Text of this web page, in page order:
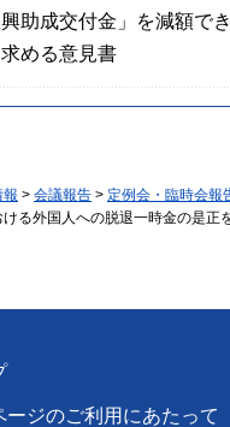
助成交付金」を減額で
める意見書
報 > 会議報告 > 定例会・臨時会報
る外国人への脱退一時金の是正
ージのご利用にあたって